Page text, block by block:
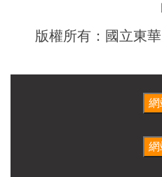
版權所有：國立東